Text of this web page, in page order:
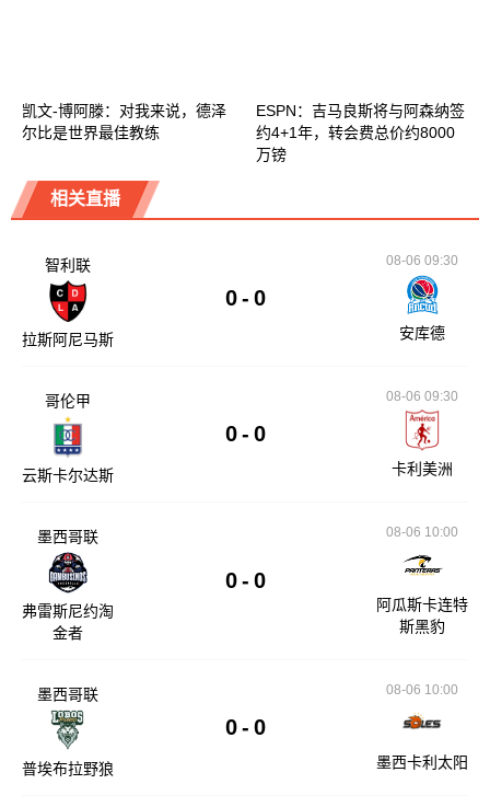
凯文-博阿滕：对我来说，德泽
尔比是世界最佳教练
ESPN：吉马良斯将与阿森纳签
约4+1年，转会费总价约8000
万镑
相关直播
智利联
拉斯阿尼马斯
0 - 0
08-06 09:30
安库德
哥伦甲
云斯卡尔达斯
0 - 0
08-06 09:30
卡利美洲
墨西哥联
弗雷斯尼约淘
金者
0 - 0
08-06 10:00
阿瓜斯卡连特
斯黑豹
墨西哥联
普埃布拉野狼
0 - 0
08-06 10:00
墨西卡利太阳